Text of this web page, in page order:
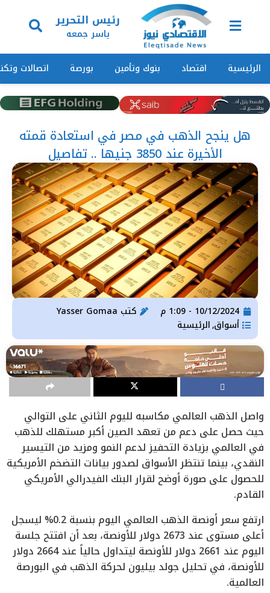
رئيس التحرير
ياسر جمعه
الرئيسية اقتصاد بنوك وتأمين بورصة اتصالات
هل ينجح الذهب في مصر في استعادة قمته
الأخيرة عند 3850 جنيها .. تفاصيل
10/12/2024 - 1:09 م كتب
أسواق, الرئيسية
واصل الذهب العالمي مكاسبه لليوم الثاني على التوالي
حيث حصل على دعم من تعهد الصين أكبر مستهلك للذهب
في العالمي بزيادة التحفيز لدعم النمو ومزيد من التيسير
النقدي، بينما تنتظر الأسواق لصدور بيانات التضخم الأمريكية
للحصول على صورة أوضح لقرار البنك الفيدرالي الأمريكي
القادم.
ارتفع سعر أونصة الذهب العالمي اليوم بنسبة 0.2% ليسجل
أعلى مستوى عند 2673 دولار للأونصة، بعد أن افتتح جلسة
اليوم عند 2661 دولار للأونصة ليتداول حالياً عند 2664 دولار
للأونصة، في تحليل جولد بيليون لحركة الذهب في البورصة
العالمية.